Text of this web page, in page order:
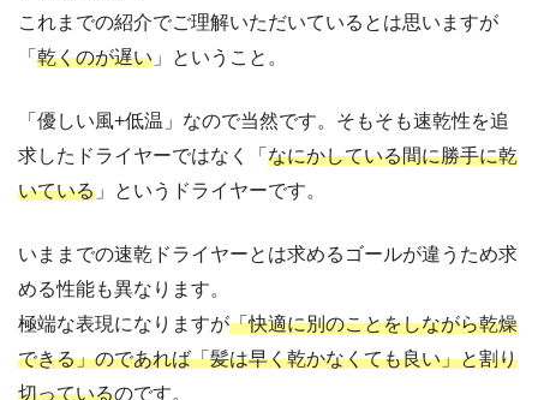
これまでの紹介でご理解いただいているとは思いますが
「 乾くのが遅い 」ということ。
「優しい風+低温」なので当然です。そもそも速乾性を追
求したドライヤーではなく「 なにかしている間に勝手に乾
いている 」というドライヤーです。
いままでの速乾ドライヤーとは求めるゴールが違うため求
める性能も異なります。
極端な表現になりますが「快適に別のことをしながら乾燥
できる」のであれば「髪は早く乾かなくても良い」と割り
切っているのです。